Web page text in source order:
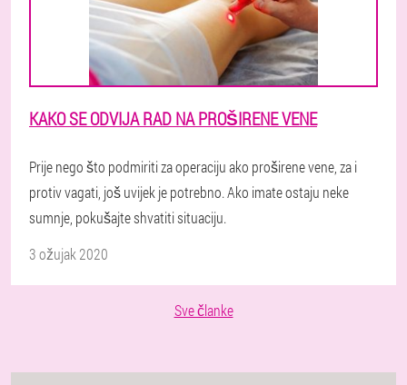
KAKO SE ODVIJA RAD NA PROŠIRENE VENE
Prije nego što podmiriti za operaciju ako proširene vene, za i
protiv vagati, još uvijek je potrebno. Ako imate ostaju neke
sumnje, pokušajte shvatiti situaciju.
3 ožujak 2020
Sve članke